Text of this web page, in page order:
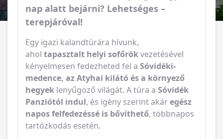
nap alatt bejárni? Lehetséges –
terepjáróval!
Egy igazi kalandtúrára hívunk,
ahol tapasztalt helyi sofőrökvezetésével
kényelmesen fedezheted fel a Sóvidéki-
medence, az Atyhai kilátó és a környező
hegyek lenyűgöző világát. A túra a Sóvidék
Panziótól indul, és igény szerint akáregész
napos felfedezéssé is bővíthető, többnapos
tartózkodás esetén.